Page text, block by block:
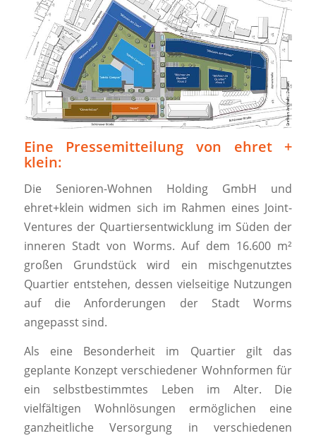
Eine Pressemitteilung von ehret +
klein:
Die Senioren-Wohnen Holding GmbH und
ehret+klein widmen sich im Rahmen eines Joint-
Ventures der Quartiersentwicklung im Süden der
inneren Stadt von Worms. Auf dem 16.600 m²
großen Grundstück wird ein mischgenutztes
Quartier entstehen, dessen vielseitige Nutzungen
auf die Anforderungen der Stadt Worms
angepasst sind.
Als eine Besonderheit im Quartier gilt das
geplante Konzept verschiedener Wohnformen für
ein selbstbestimmtes Leben im Alter. Die
vielfältigen Wohnlösungen ermöglichen eine
ganzheitliche Versorgung in verschiedenen